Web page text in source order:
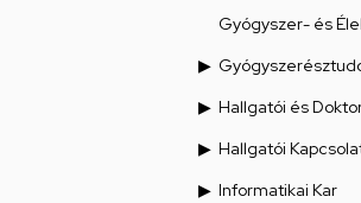
Gyógyszer- és
Hallgatói és
Hallgatói
Informatikai Kar